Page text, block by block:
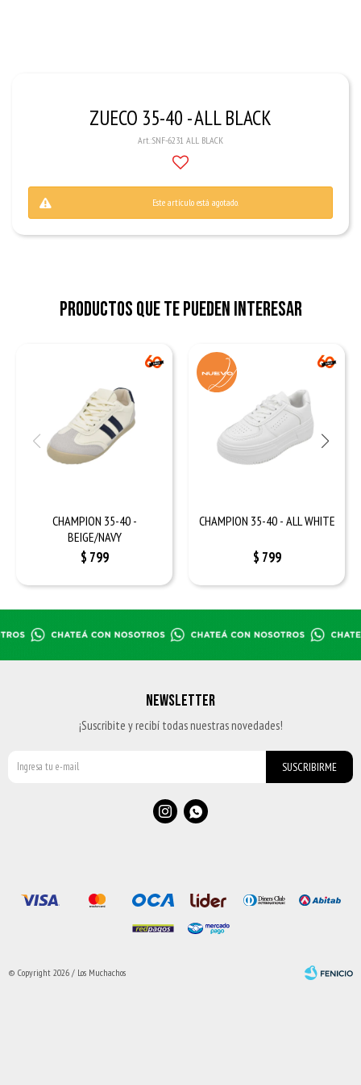
ZUECO 35-40 - ALL BLACK
SNF-6231 ALL BLACK
Este artículo está agotado.
Productos que te pueden interesar
CHAMPION 35-40 -
BEIGE/NAVY
$ 799
CHAMPION 35-40 - ALL WHITE
$ 799
NEWSLETTER
¡Suscribite y recibí todas nuestras novedades!
SUSCRIBIRME
 
© Copyright 2026 / Los Muchachos